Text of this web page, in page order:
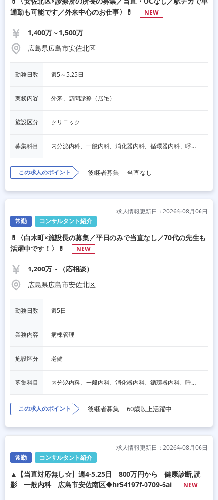
通勤も可能です／外来中心のお仕事〉💊
NEW
1,400万～1,500万
広島県広島市安佐北区
勤務日数 週5～5.25日
業務内容 外来、訪問診療（居宅）
施設区分 クリニック
募集科目 内分泌内科、一般内科、消化器内科、循環器内科、呼吸器内科、老人内科
この求人のポイント 後継者募集 当直なし
常勤 コンサルタント紹介
求人情報更新日：2026年08月06日
💊〈白木町×施設長の募集／平日のみで当直なし／70代の先生も
活躍中です！〉💊
NEW
1,200万～（応相談）
広島県広島市安佐北区
勤務日数 週5日
業務内容 病棟管理
施設区分 老健
募集科目 内分泌内科、一般内科、消化器内科、循環器内科、呼吸器内科、血液内科、脳神経内科、老人内科
この求人のポイント 後継者募集 60歳以上活躍中
常勤 コンサルタント紹介
求人情報更新日：2026年08月06日
▲【当直対応無し☆】週4-5.25日 800万円から 健康診断,読
影 一般内科 広島市安佐南区◆hr54197f-0709-6ai
NEW